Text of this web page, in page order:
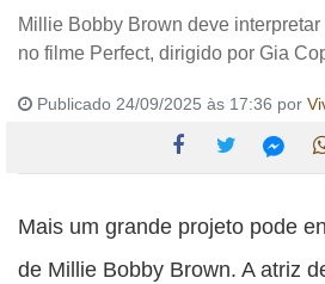
Millie Bobby Brown deve
no filme Perfect, dirigido por Gia
Publicado 24/09/2025 às 17:36 por
esta
publicação
esta
publicação
esta
Mais um grande projeto pode
de Millie Bobby Brown. A atriz